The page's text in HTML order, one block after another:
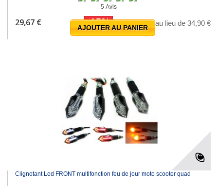
5 Avis
29,67 € au lieu de 34,90 €
-15%
AJOUTER AU PANIER
Clignotant Led FRONT multifonction feu de jour moto scooter quad